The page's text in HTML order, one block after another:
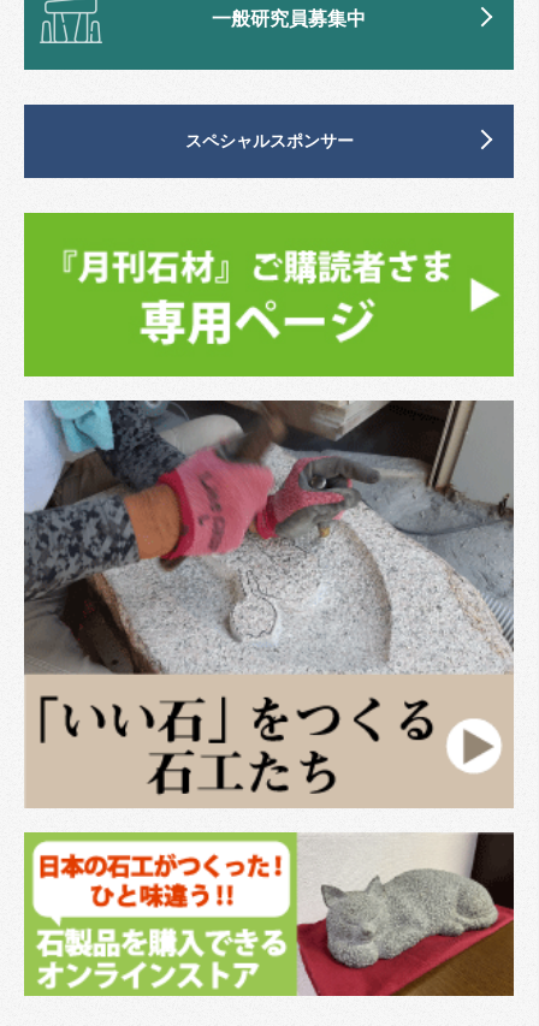
一般研究員募集中
スペシャルスポンサー